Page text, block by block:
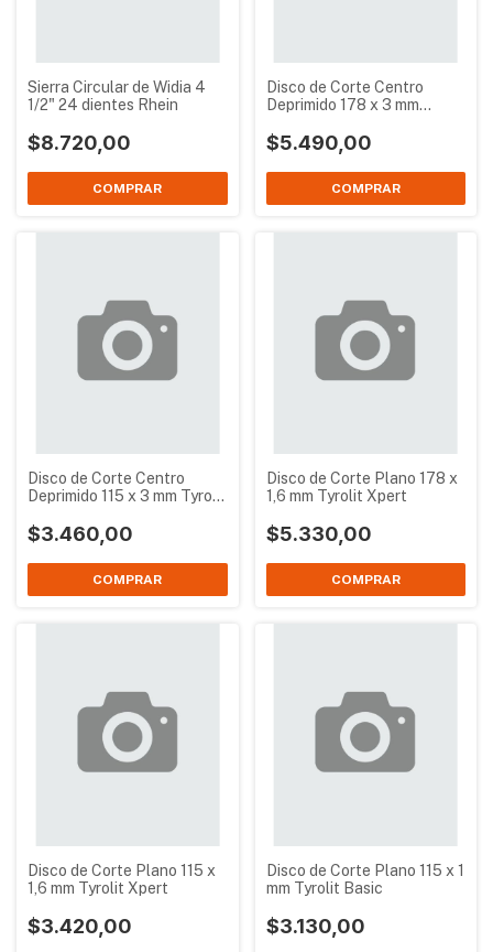
Sierra Circular de Widia 4
1/2" 24 dientes Rhein
$8.720,00
Disco de Corte Centro
Deprimido 178 x 3 mm
$5.490,00
Disco de Corte Centro
Deprimido 115 x 3 mm Tyrolit
$3.460,00
Disco de Corte Plano 178 x
1,6 mm Tyrolit Xpert
$5.330,00
Disco de Corte Plano 115 x
1,6 mm Tyrolit Xpert
$3.420,00
Disco de Corte Plano 115 x 1
mm Tyrolit Basic
$3.130,00